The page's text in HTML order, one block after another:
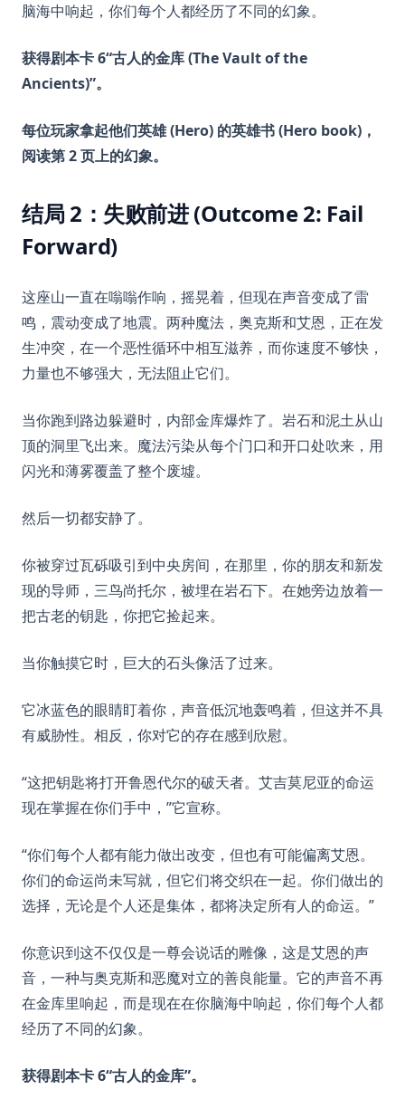
脑海中响起，你们每个人都经历了不同的幻象。
获得剧本卡 6“古人的金库 (The Vault of the
Ancients)”。
每位玩家拿起他们英雄 (Hero) 的英雄书 (Hero book)，
阅读第 2 页上的幻象。
结局 2：失败前进 (Outcome 2: Fail
Forward)
这座山一直在嗡嗡作响，摇晃着，但现在声音变成了雷
鸣，震动变成了地震。两种魔法，奥克斯和艾恩，正在发
生冲突，在一个恶性循环中相互滋养，而你速度不够快，
力量也不够强大，无法阻止它们。
当你跑到路边躲避时，内部金库爆炸了。岩石和泥土从山
顶的洞里飞出来。魔法污染从每个门口和开口处吹来，用
闪光和薄雾覆盖了整个废墟。
然后一切都安静了。
你被穿过瓦砾吸引到中央房间，在那里，你的朋友和新发
现的导师，三鸟尚托尔，被埋在岩石下。在她旁边放着一
把古老的钥匙，你把它捡起来。
当你触摸它时，巨大的石头像活了过来。
它冰蓝色的眼睛盯着你，声音低沉地轰鸣着，但这并不具
有威胁性。相反，你对它的存在感到欣慰。
“这把钥匙将打开鲁恩代尔的破天者。艾吉莫尼亚的命运
现在掌握在你们手中，”它宣称。
“你们每个人都有能力做出改变，但也有可能偏离艾恩。
你们的命运尚未写就，但它们将交织在一起。你们做出的
选择，无论是个人还是集体，都将决定所有人的命运。”
你意识到这不仅仅是一尊会说话的雕像，这是艾恩的声
音，一种与奥克斯和恶魔对立的善良能量。它的声音不再
在金库里响起，而是现在在你脑海中响起，你们每个人都
经历了不同的幻象。
获得剧本卡 6“古人的金库”。